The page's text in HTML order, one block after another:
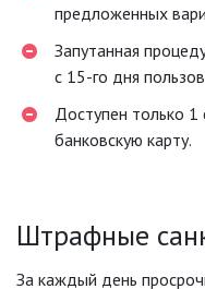
предложенных
Запутанная
с 15-го дня
Доступен только
банковскую карту.
Штрафные
За каждый день